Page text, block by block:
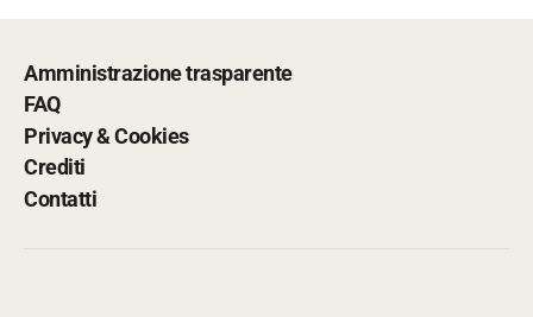
Amministrazione trasparente
FAQ
Privacy & Cookies
Crediti
Contatti